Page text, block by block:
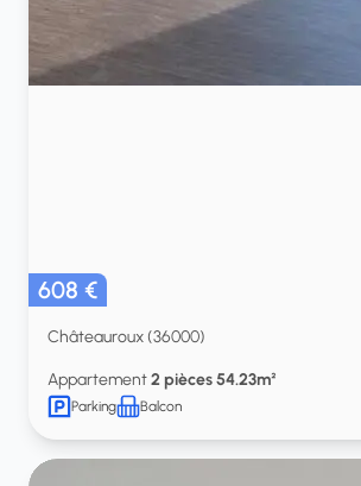
608 €
Châteauroux (36000)
Appartement2 pièces 54.23m²
Parking Balcon